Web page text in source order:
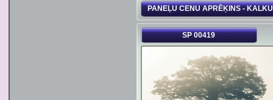
PANEĻU CENU APRĒĶINS -
SP 00419